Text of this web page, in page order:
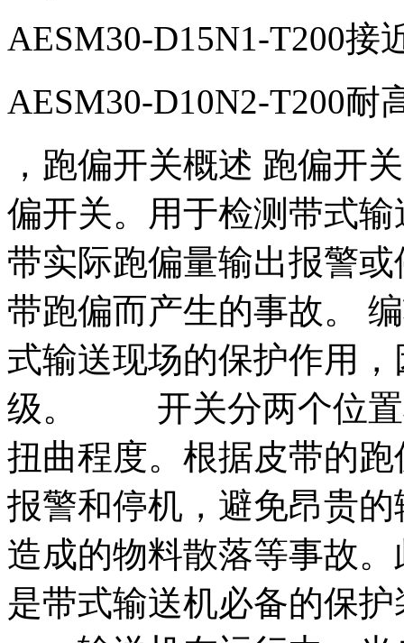
AESM30-D15N1-T200接
AESM30-D10N2-T200耐
，跑偏开关概述 跑偏开
偏开关。用于检测带式
带实际跑偏量输出报警
带跑偏而产生的事故
式输送现场的保护作用
级。 开关分两个位置
扭曲程度。根据皮带的
报警和停机，避免昂贵
造成的物料散落等事故
是带式输送机必备的保